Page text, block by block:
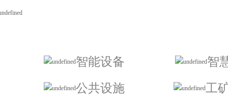
智能设备
智
公共设施
工